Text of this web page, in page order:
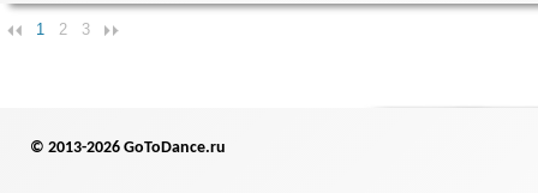
1 2 3
© 2013-2026 GoToDance.ru